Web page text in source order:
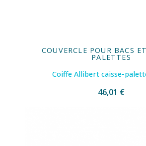
COUVERCLE POUR BACS
PALETTES
Coiffe Allibert caisse-
46,01 €